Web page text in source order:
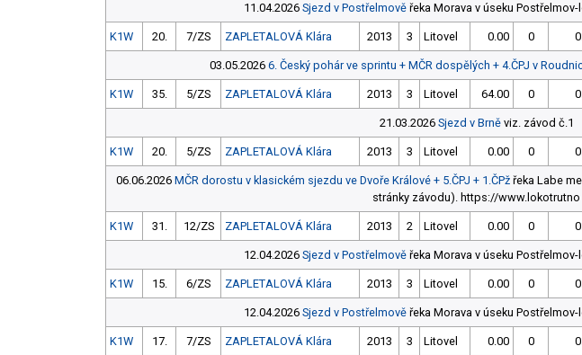
11.04.2026 Sjezd v Postřelmově řeka Morava v úseku
K1W 20. 7/ZS ZAPLETALOVÁ Klára 2013 3 Litovel 0.00 0
03.05.2026 6. Český pohár ve sprintu + MČR dospělých + 4.ČPJ v
K1W 35. 5/ZS ZAPLETALOVÁ Klára 2013 3 Litovel 64.00 0
21.03.2026 Sjezd v Brněviz. závod č.1
K1W 20. 5/ZS ZAPLETALOVÁ Klára 2013 3 Litovel 0.00 0
06.06.2026 MČR dorostu v klasickém sjezdu ve Dvoře Králové + 5.ČPJ + 1.ČPžřeka Labe
stránky závodu). https://www.lokotrutno
K1W 31. 12/ZS ZAPLETALOVÁ Klára 2013 2 Litovel 0.00 0
12.04.2026 Sjezd v Postřelmově řeka Morava v úseku
K1W 15. 6/ZS ZAPLETALOVÁ Klára 2013 3 Litovel 0.00 0
12.04.2026 Sjezd v Postřelmově řeka Morava v úseku
K1W 17. 7/ZS ZAPLETALOVÁ Klára 2013 3 Litovel 0.00 0